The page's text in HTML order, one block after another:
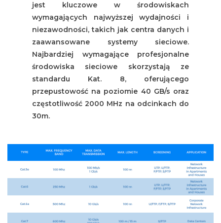
jest kluczowe w środowiskach
wymagających najwyższej wydajności i
niezawodności, takich jak centra danych i
zaawansowane systemy sieciowe.
Najbardziej wymagające profesjonalne
środowiska sieciowe skorzystają ze
standardu Kat. 8, oferującego
przepustowość na poziomie 40 GB/s oraz
częstotliwość 2000 MHz na odcinkach do
30m.